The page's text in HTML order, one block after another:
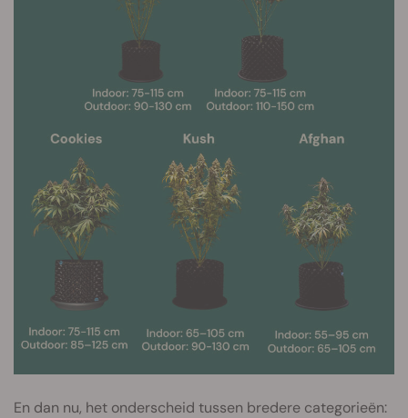
En dan nu, het onderscheid tussen bredere categorieën: